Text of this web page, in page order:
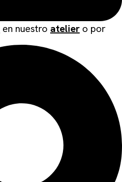
en nuestro atelier o por